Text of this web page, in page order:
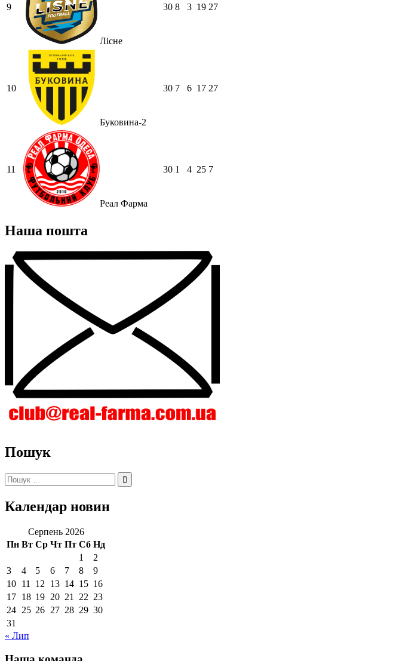
9
Лісне
30 8 3 19 27
10
Буковина-2
30 7 6 17 27
11
Реал Фарма
30 1 4 25 7
Наша пошта
Пошук
Пошук:
Календар новин
Серпень 2026
Пн Вт Ср Чт Пт Сб Нд
1
2
3
4 5 6 7 8
9
10 11 12 13 14 15 16
17 18 19 20 21 22 23
24 25 26 27 28 29 30
31
« Лип